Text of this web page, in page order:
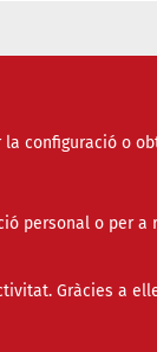
configuració o
personal o per
Gràcies a